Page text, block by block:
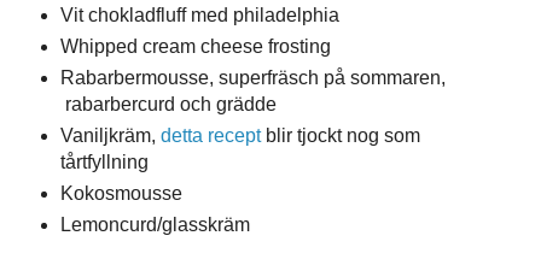
Vit chokladfluff med philadelphia
Whipped cream cheese frosting
Rabarbermousse, superfräsch på sommaren,
rabarbercurd och grädde
Vaniljkräm, detta receptblir tjockt nog som
tårtfyllning
Kokosmousse
Lemoncurd/glasskräm